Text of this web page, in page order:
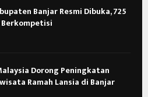
Banjar Resmi Dibuka, 725
Dorong Peningkatan
Ramah Lansia di Banjar